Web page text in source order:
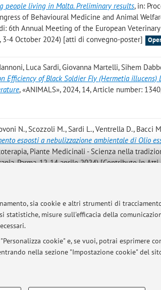
sia cookie e altri strumenti di
misure sull'efficacia della
cookie" e, se vuoi, potrai esprimere
nella sezione "Impostazione cookie" del
people living in Malta. Preliminary results, in:
of Behavioural Medicine and Animal
6th Annual Meeting of the European
3-4 October 2024) [atti di convegno-poster]
Luca Sardi, Giovanna Martelli, Sihem
Efficiency of Black Soldier Fly (Hermetia illucens)
, «ANIMALS», 2024, 14, Article number:
N., Scozzoli M., Sardi L., Ventrella D., Bacci
esposti a nebulizzazione ambientale di Olio
Piante Medicinali - Scienza nella
Parma, 12-14 aprile 2024) [Contributo in
Ventrella, N. I. Vannetti, N. Govoni, L. Sardi
Book of Abstracts of the 75th Annual
Book of Abstracts No. 34, pp. 487 - 487 (atti
1-5 September 2024) [atti di convegno-